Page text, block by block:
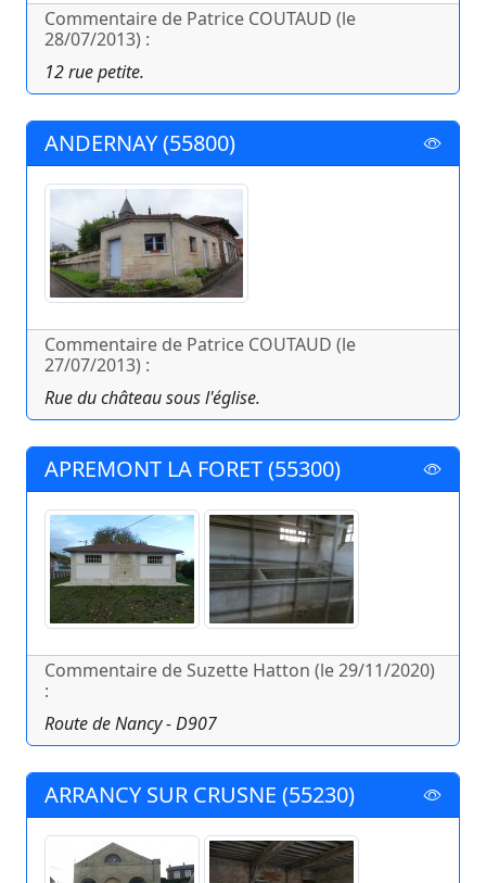
Commentaire de Patrice COUTAUD (le
28/07/2013) :
12 rue petite.
ANDERNAY (55800)
Commentaire de Patrice COUTAUD (le
27/07/2013) :
Rue du château sous l'église.
APREMONT LA FORET (55300)
Commentaire de Suzette Hatton (le 29/11/2020)
:
Route de Nancy - D907
ARRANCY SUR CRUSNE (55230)